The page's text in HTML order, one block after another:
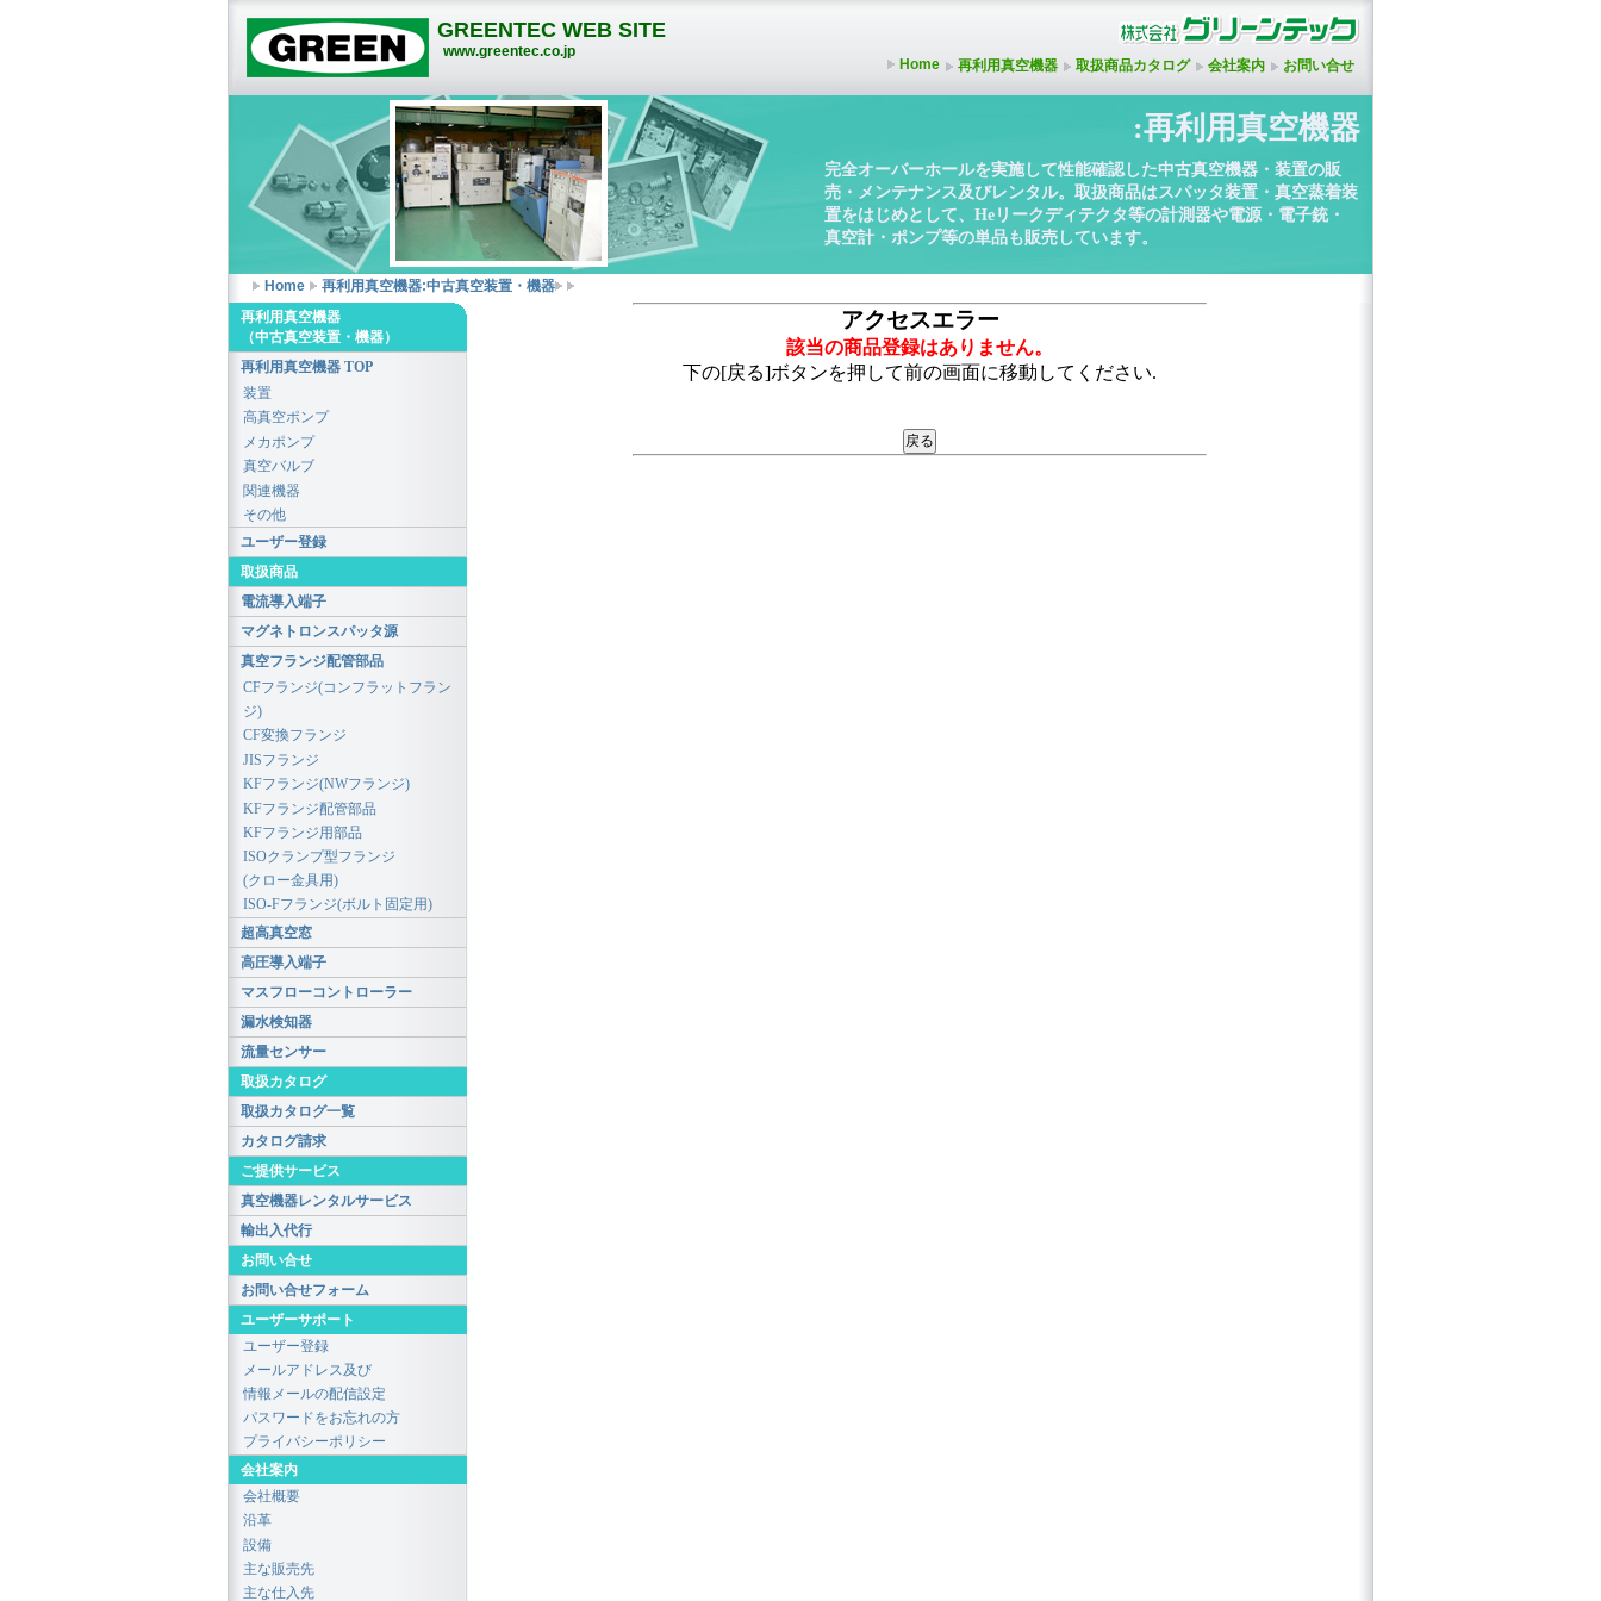
GREENTEC WEB SITE
www.greentec.co.jp
Home 再利用真空機器 取扱商品カタログ 会社案内 お問い合せ
:再利用真空機器
完全オーバーホールを実施して性能確認した中古真空機器・装置の販
売・メンテナンス及びレンタル。取扱商品はスパッタ装置・真空蒸着装
置をはじめとして、Heリークディテクタ等の計測器や電源・電子銃・
真空計・ポンプ等の単品も販売しています。
Home 再利用真空機器:中古真空装置・機器
アクセスエラー
該当の商品登録はありません。
下の[戻る]ボタンを押して前の画面に移動してください.
再利用真空機器
（中古真空装置・機器）
再利用真空機器 TOP
装置
高真空ポンプ
メカポンプ
真空バルブ
関連機器
その他
ユーザー登録
取扱商品
電流導入端子
マグネトロンスパッタ源
真空フランジ配管部品
CFフランジ(コンフラットフラン
ジ)
CF変換フランジ
JISフランジ
KFフランジ(NWフランジ)
KFフランジ配管部品
KFフランジ用部品
ISOクランプ型フランジ
(クロー金具用)
ISO-Fフランジ(ボルト固定用)
超高真空窓
高圧導入端子
マスフローコントローラー
漏水検知器
流量センサー
取扱カタログ
取扱カタログ一覧
カタログ請求
ご提供サービス
真空機器レンタルサービス
輸出入代行
お問い合せ
お問い合せフォーム
ユーザーサポート
ユーザー登録
メールアドレス及び
情報メールの配信設定
パスワードをお忘れの方
プライバシーポリシー
会社案内
会社概要
沿革
設備
主な販売先
主な仕入先